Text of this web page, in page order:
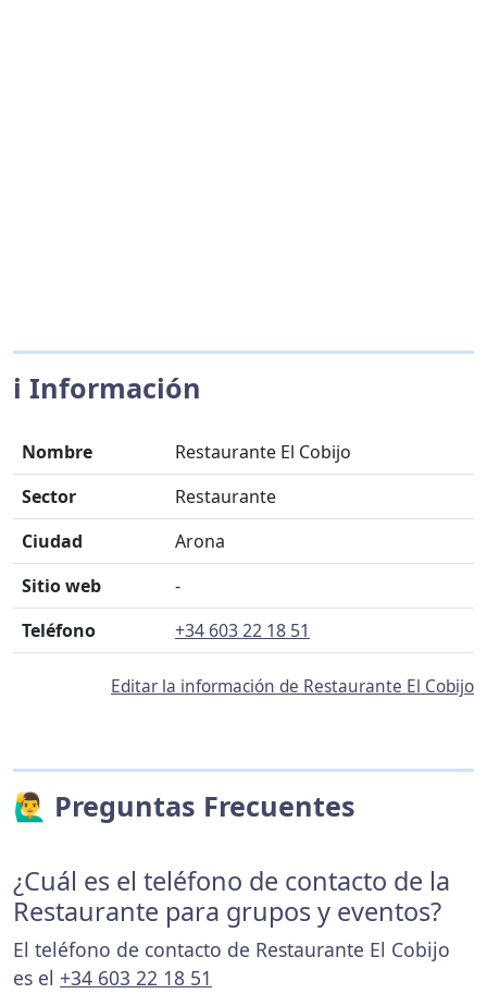
ℹ️ Información
Nombre
Restaurante El Cobijo
Sector
Restaurante
Ciudad
Arona
Sitio web
-
Teléfono
+34 603 22 18 51
Editar la información de Restaurante El Cobijo
🙋‍♂️ Preguntas Frecuentes
¿Cuál es el teléfono de contacto de la
Restaurante para grupos y eventos?
El teléfono de contacto de Restaurante El Cobijo
es el +34 603 22 18 51